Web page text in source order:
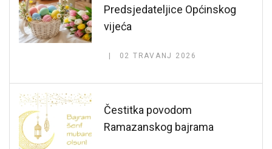
Predsjedateljice Općinskog
vijeća
02 TRAVANJ 2026
Čestitka povodom
Ramazanskog bajrama